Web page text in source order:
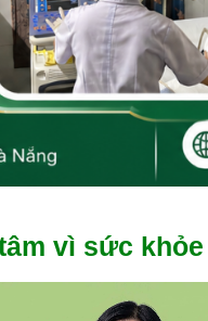
vì sức khỏe